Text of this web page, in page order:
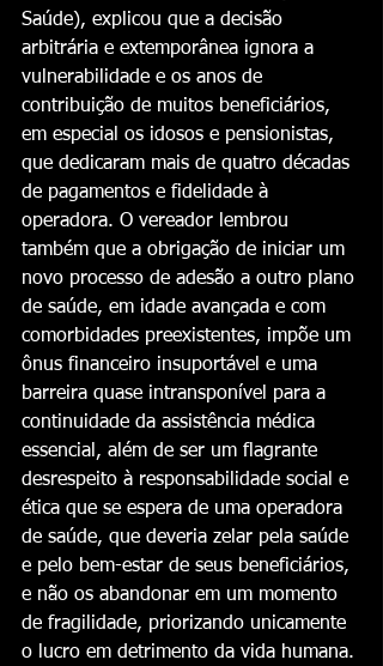
Saúde), explicou que a decisão
arbitrária e extemporânea ignora a
vulnerabilidade e os anos de
contribuição de muitos beneficiários,
em especial os idosos e pensionistas,
que dedicaram mais de quatro décadas
de pagamentos e fidelidade à
operadora. O vereador lembrou
também que a obrigação de iniciar um
novo processo de adesão a outro plano
de saúde, em idade avançada e com
comorbidades preexistentes, impõe um
ônus financeiro insuportável e uma
barreira quase intransponível para a
continuidade da assistência médica
essencial, além de ser um flagrante
desrespeito à responsabilidade social e
ética que se espera de uma operadora
de saúde, que deveria zelar pela saúde
e pelo bem-estar de seus beneficiários,
e não os abandonar em um momento
de fragilidade, priorizando unicamente
o lucro em detrimento da vida humana.